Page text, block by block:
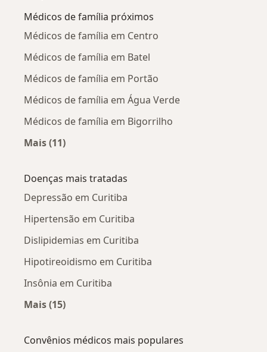
Médicos de família próximos
Médicos de família em Centro
Médicos de família em Batel
Médicos de família em Portão
Médicos de família em Água Verde
Médicos de família em Bigorrilho
Mais (11)
Doenças mais tratadas
Depressão em Curitiba
Hipertensão em Curitiba
Dislipidemias em Curitiba
Hipotireoidismo em Curitiba
Insônia em Curitiba
Mais (15)
Convênios médicos mais populares